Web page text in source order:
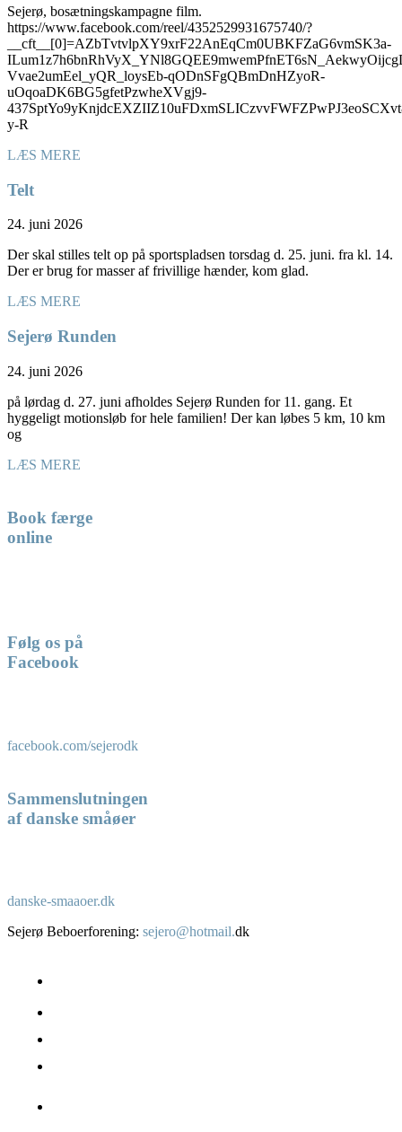
Sejerø, bosætningskampagne film.
https://www.facebook.com/reel/4352529931675740/?
__cft__[0]=AZbTvtvlpXY9xrF22AnEqCm0UBKFZaG6vmSK3a-
Vvae2umEel_yQR_loysEb-qODnSFgQBmDnHZyoR-
uOqoaDK6BG5gfetPzwheXVgj9-
y-R
LÆS MERE
Telt
24. juni 2026
Der skal stilles telt op på sportspladsen torsdag d. 25. juni. fra kl. 14.
Der er brug for masser af frivillige hænder, kom glad.
LÆS MERE
Sejerø Runden
24. juni 2026
på lørdag d. 27. juni afholdes Sejerø Runden for 11. gang. Et
hyggeligt motionsløb for hele familien! Der kan løbes 5 km, 10 km
og
LÆS MERE
Book færge
online
Følg os på
Facebook
facebook.com/sejerodk
Sammenslutningen
af danske småøer
danske-smaaoer.dk
Sejerø Beboerforening: sejero@hotmail.dk